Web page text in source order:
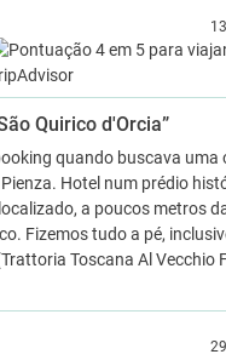
Quirico d'Orcia”
quando buscava uma
Hotel num prédio
a poucos metros
Fizemos tudo a pé,
Toscana Al Vecchio